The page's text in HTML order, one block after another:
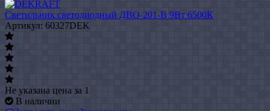
Светильник светодиодный ДВО-201-В 9Вт 6500К
Артикул: 60327DEK
Не указана цена за 1
В наличии